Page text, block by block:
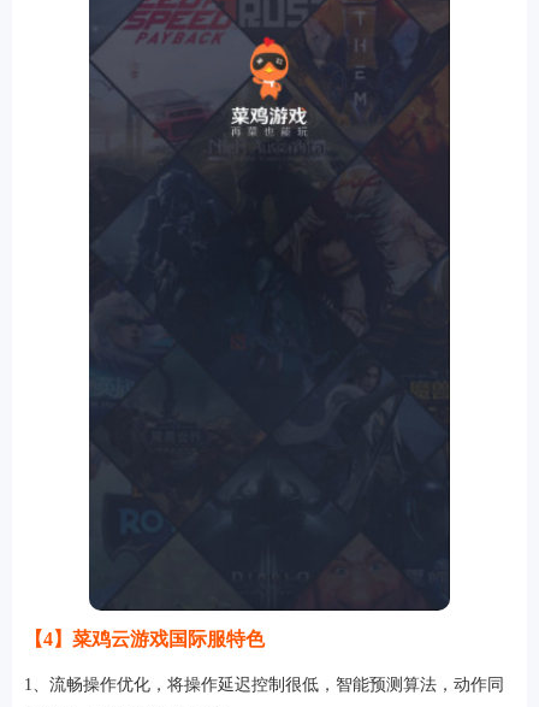
【4】菜鸡云游戏国际服特色
1、流畅操作优化，将操作延迟控制很低，智能预测算法，动作同